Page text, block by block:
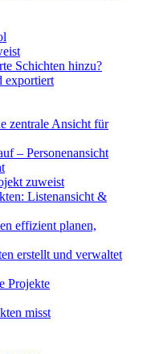
Schichten hinzu?
exportiert
zentrale Ansicht für
– Personenansicht
zuweist
Listenansicht &
effizient planen,
erstellt und verwaltet
Projekte
misst